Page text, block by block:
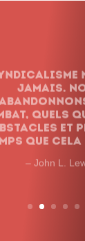
jamais.
quels
et
que cela